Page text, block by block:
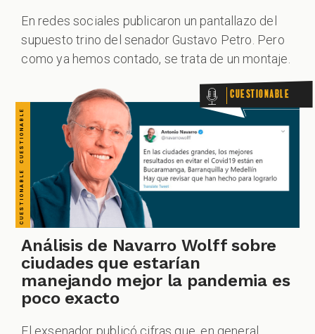
En redes sociales publicaron un pantallazo del
supuesto trino del senador Gustavo Petro. Pero
como ya hemos contado, se trata de un montaje.
Cuestionable
Análisis de Navarro Wolff sobre
ciudades que estarían
manejando mejor la pandemia es
poco exacto
El exsenador publicó cifras que, en general,